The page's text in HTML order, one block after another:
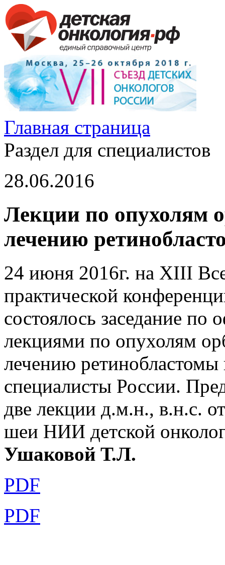
Главная страница
Раздел для специалистов
28.06.2016
Лекции по опухолям
лечению
24 июня 2016г. на XIII
практической
состоялось заседание по
лекциями по опухолям
лечению
специалисты России.
две лекции д.м.н., в.н.с.
шеи НИИ детской
Ушаковой Т.Л.
PDF
PDF